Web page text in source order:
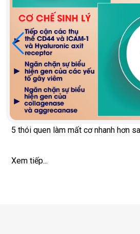
5 thói quen làm mất cơ nhanh hơn
Xem tiếp...